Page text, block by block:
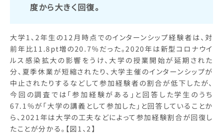
度から大きく回復。
大学1、2年生の12月時点でのインターンシップ経験者は、対
前年比11.8pt増の20.7％だった。2020年は新型コロナウイ
ルス感染拡大の影響をうけ、大学の授業開始が延期された
分、夏季休業が短縮されたり、大学主催のインターンシップが
中止されたりするなどして参加経験者の割合が低下したが、
今回の調査では「参加経験がある」と回答した学生のうち
67.1％が「大学の講義として参加した」と回答していることか
ら、2021年は大学の工夫などによって参加経験割合が回復し
たことが分かる。【図1、2】